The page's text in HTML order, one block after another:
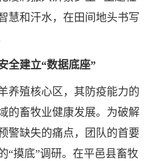
慧和汗水，在田间地头书写
全建立“数据底座”
殖核心区，其防疫能力的
的畜牧业健康发展。为破解
警缺失的痛点，团队的首要
“摸底”调研。在平邑县畜牧